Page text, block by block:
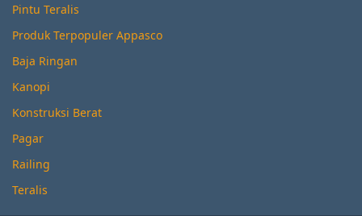
Pintu Teralis
Produk Terpopuler Appasco
Baja Ringan
Kanopi
Konstruksi Berat
Pagar
Railing
Teralis